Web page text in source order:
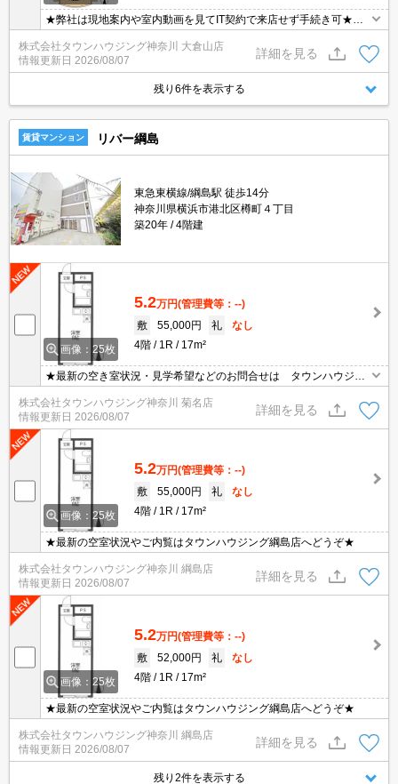
★弊社は現地案内や室内動画を見てIT契約で来店せず手続き可★★
店までお問い合わせください★
株式会社タウンハウジング神奈川 大倉山店
情報更新日 2026/08/07
詳細を見る
残り6件を表示する
賃貸マンション リバー綱島
東急東横線/綱島駅 徒歩14分
神奈川県横浜市港北区樽町４丁目
築20年
4階建
画像：25枚
5.2万円(管理費等：--)
敷
55,000円 礼
なし
4階
1R 17m²
★最新の空き室状況・見学希望などのお問合せは タウンハウジン
株式会社タウンハウジング神奈川 菊名店
情報更新日 2026/08/07
詳細を見る
画像：25枚
5.2万円(管理費等：--)
敷
55,000円 礼
なし
4階
1R 17m²
★最新の空室状況やご内覧はタウンハウジング綱島店へどうぞ★
株式会社タウンハウジング神奈川 綱島店
情報更新日 2026/08/07
詳細を見る
画像：25枚
5.2万円(管理費等：--)
敷
52,000円 礼
なし
4階
1R 17m²
★最新の空室状況やご内覧はタウンハウジング綱島店へどうぞ★
株式会社タウンハウジング神奈川 綱島店
情報更新日 2026/08/07
詳細を見る
残り2件を表示する